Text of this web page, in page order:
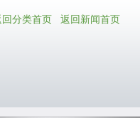
回分类首页
返回新闻首页